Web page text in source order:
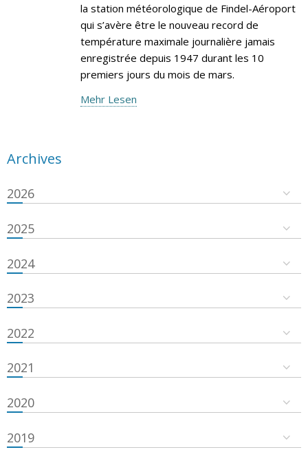
la station météorologique de Findel-Aéroport
qui s’avère être le nouveau record de
température maximale journalière jamais
enregistrée depuis 1947 durant les 10
premiers jours du mois de mars.
Mehr Lesen
Archives
2026
2025
2024
2023
2022
2021
2020
2019